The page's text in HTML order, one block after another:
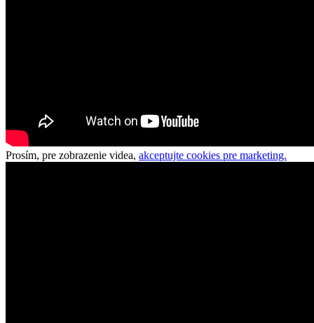
Prosím, pre zobrazenie videa, akceptujte cookies pre marketing.